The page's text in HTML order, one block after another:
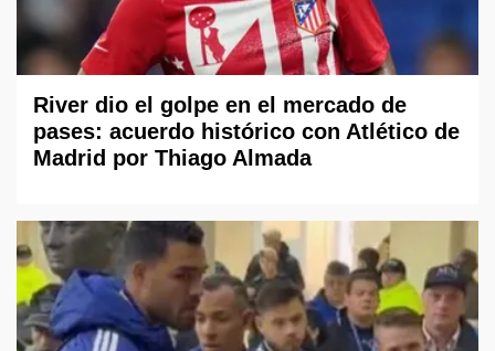
River dio el golpe en el mercado de
pases: acuerdo histórico con Atlético de
Madrid por Thiago Almada